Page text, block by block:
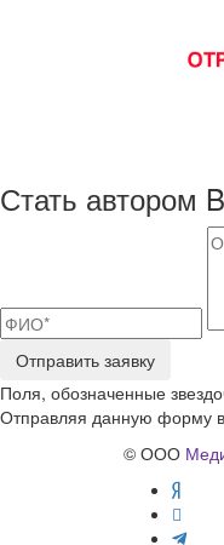
Стать автором
Отправить заявку
Поля, обозначенные
Отправляя данную форму
© ООО